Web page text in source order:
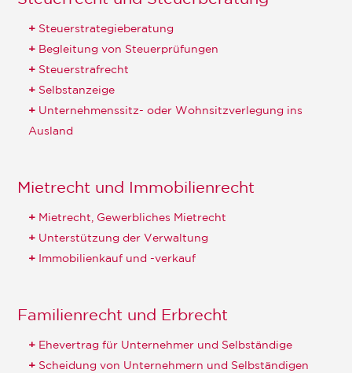
Steuerstrategieberatung
Begleitung von Steuerprüfungen
Steuerstrafrecht
Selbstanzeige
Unternehmenssitz- oder Wohnsitzverlegung ins
Ausland
Mietrecht und Immobilienrecht
Mietrecht, Gewerbliches Mietrecht
Unterstützung der Verwaltung
Immobilienkauf und -verkauf
Familienrecht und Erbrecht
Ehevertrag für Unternehmer und Selbständige
Scheidung von Unternehmern und Selbständigen